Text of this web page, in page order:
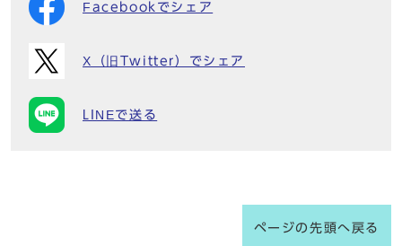
Facebookでシェア
X（旧Twitter）でシェア
LINEで送る
ページの先頭へ戻る